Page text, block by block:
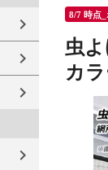
8/7 時点
虫
カ